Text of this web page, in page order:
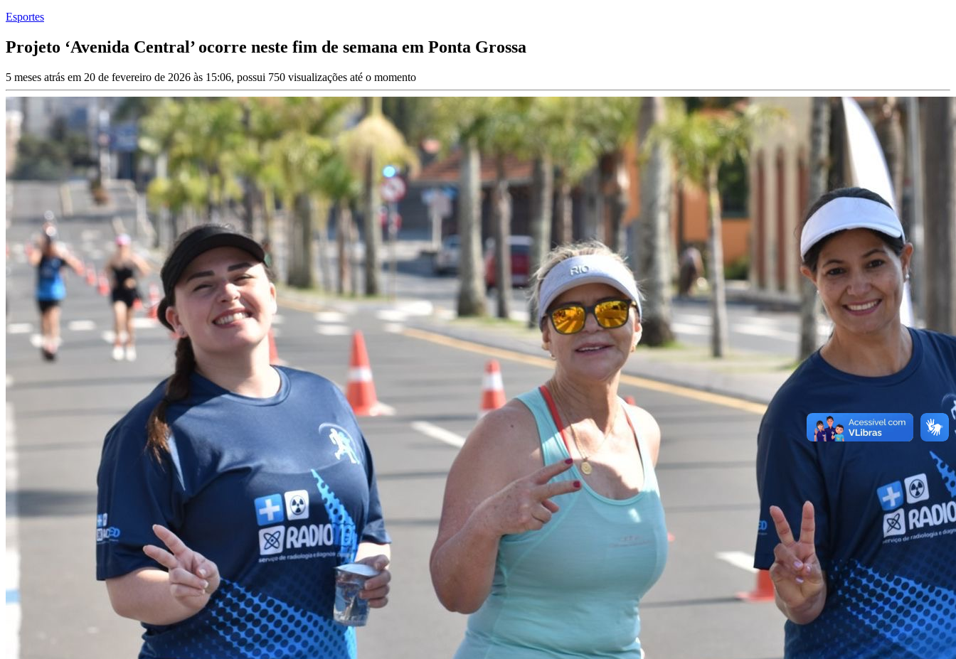
Esportes
Projeto ‘Avenida Central’ ocorre neste fim de semana em Ponta Grossa
5 meses atrás em 20 de fevereiro de 2026 às 15:06, possui 750 visualizações até o momento